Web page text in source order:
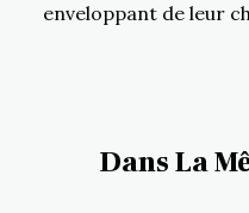
enveloppant de leur
Dans La